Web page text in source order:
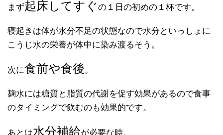
まず起床してすぐの１日の初めの１杯です。
寝起きは体が水分不足の状態なので水分といっしょに
こうじ水の栄養が体中に染み渡るそう。
次に食前や食後。
麹水には糖質と脂質の代謝を促す効果があるので食事
のタイミングで飲むのも効果的です。
あとは水分補給が必要な時。